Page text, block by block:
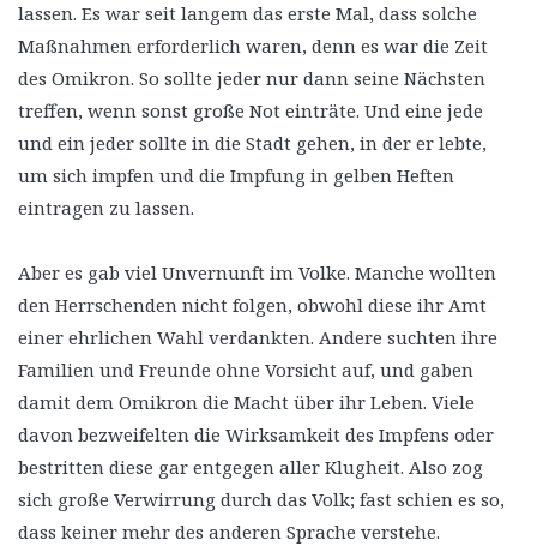
lassen. Es war seit langem das erste Mal, dass solche
Maßnahmen erforderlich waren, denn es war die Zeit
des Omikron. So sollte jeder nur dann seine Nächsten
treffen, wenn sonst große Not einträte. Und eine jede
und ein jeder sollte in die Stadt gehen, in der er lebte,
um sich impfen und die Impfung in gelben Heften
eintragen zu lassen.
Aber es gab viel Unvernunft im Volke. Manche wollten
den Herrschenden nicht folgen, obwohl diese ihr Amt
einer ehrlichen Wahl verdankten. Andere suchten ihre
Familien und Freunde ohne Vorsicht auf, und gaben
damit dem Omikron die Macht über ihr Leben. Viele
davon bezweifelten die Wirksamkeit des Impfens oder
bestritten diese gar entgegen aller Klugheit. Also zog
sich große Verwirrung durch das Volk; fast schien es so,
dass keiner mehr des anderen Sprache verstehe.